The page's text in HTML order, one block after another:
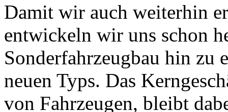
Damit wir auch weiterhin
entwickeln wir uns schon
Sonderfahrzeugbau hin zu
neuen Typs. Das
von Fahrzeugen, bleibt